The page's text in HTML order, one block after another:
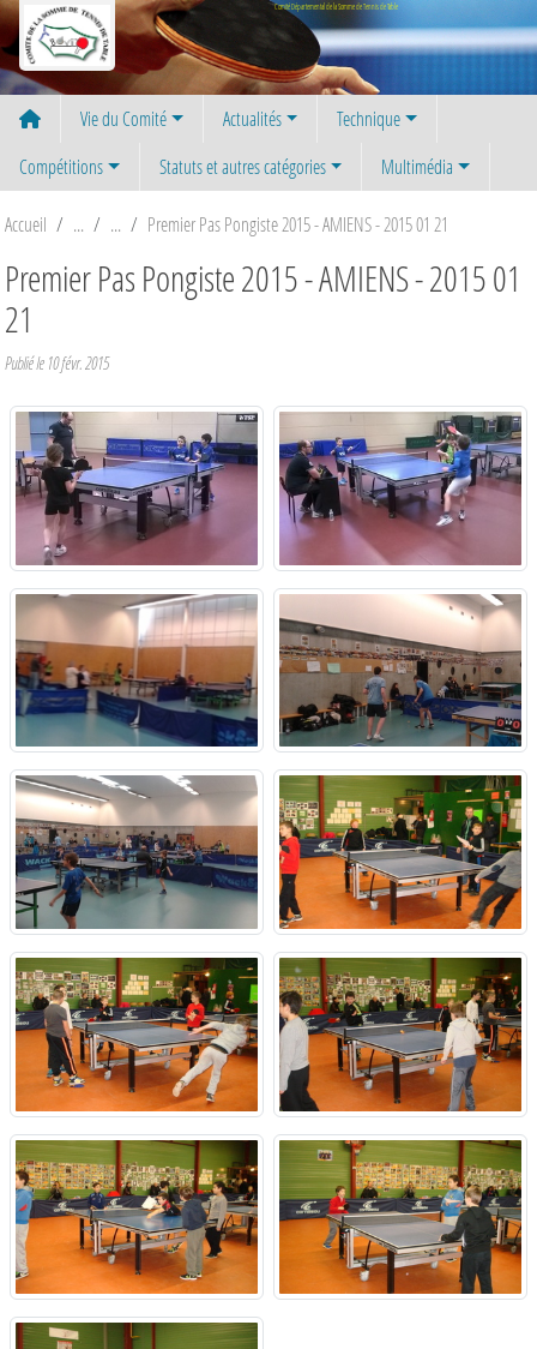
Comité Départemental de la Somme de Tennis de Table
Vie du Comité Actualités
Technique
Compétitions
Statuts et autres catégories Multimédia
Accueil Premier Pas Pongiste 2015 - AMIENS - 2015 01 21
Premier Pas Pongiste 2015 - AMIENS - 2015 01
21
Publié le 10 févr. 2015
Panneau de gestion des cookies